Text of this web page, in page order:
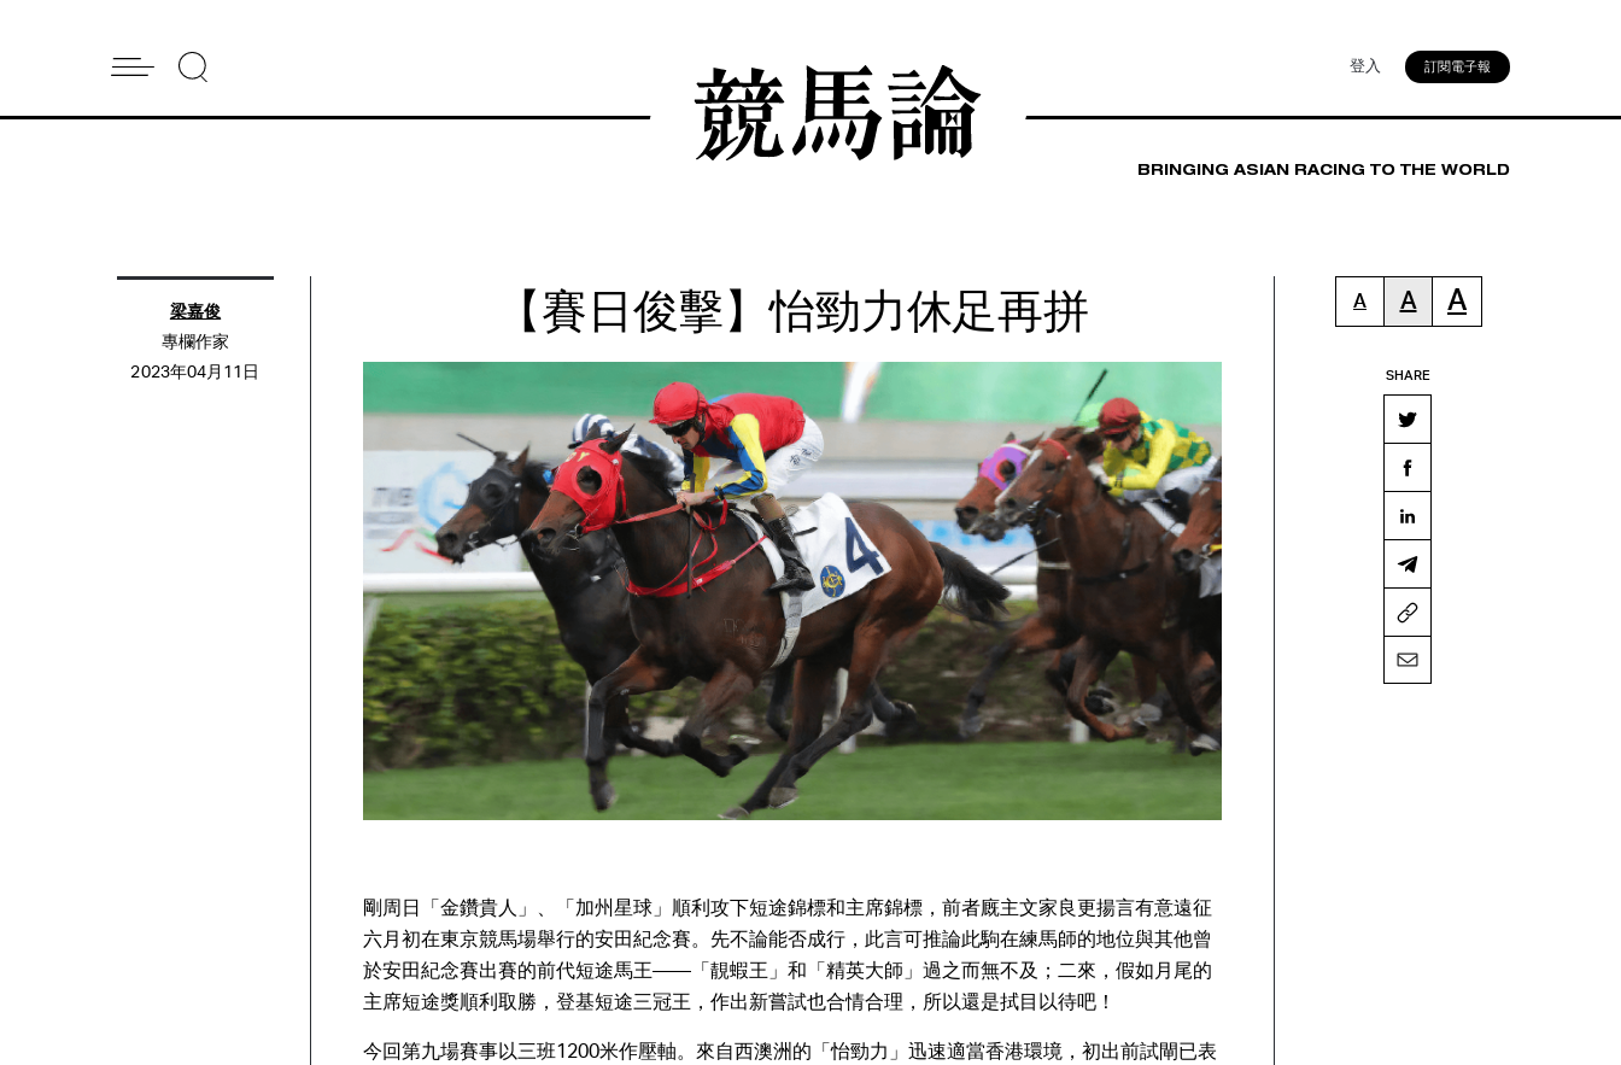
登入 訂閱電子報
BRINGING ASIAN RACING TO THE WORLD
梁嘉俊
專欄作家
2023年04月11日
【賽日俊擊】怡勁力休足再拼
剛周日「金鑽貴人」、「加州星球」順利攻下短途錦標和主席錦標，前者廐主文家良更揚言有意遠征
六月初在東京競馬場舉行的安田紀念賽。先不論能否成行，此言可推論此駒在練馬師的地位與其他曾
於安田紀念賽出賽的前代短途馬王——「靚蝦王」和「精英大師」過之而無不及；二來，假如月尾的
主席短途獎順利取勝，登基短途三冠王，作出新嘗試也合情合理，所以還是拭目以待吧！
今回第九場賽事以三班1200米作壓軸。來自西澳洲的「怡勁力」迅速適當香港環境，初出前試閘已表
A A A
SHARE